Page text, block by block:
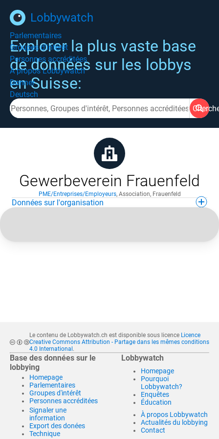
Lobbywatch
Parlementaires
Groupes d'intérêt
Personnes accréditées
À propos Lobbywatch
Donner
Deutsch
Explorer la plus vaste base
de données sur les lobbys
en Suisse:
Gewerbeverein Frauenfeld
PME/Entreprises/Employeurs, Association, Frauenfeld
Données sur l'organisation
Le contenu de Lobbywatch.ch est disponible sous licence Licence
Creative Commons Attribution - Partage dans les mêmes conditions
4.0 International .
Base des données sur le
lobbying
Homepage
Parlementaires
Groupes d'intérêt
Personnes accréditées
Signaler une
information
Export des donées
Technique
Lobbywatch
Homepage
Pourquoi
Lobbywatch?
Enquêtes
Éducation
À propos Lobbywatch
Actualités du lobbying
Contact